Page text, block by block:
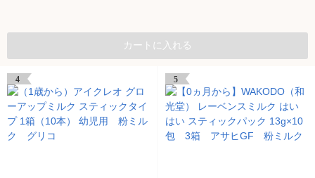
カートに入れる
4 5